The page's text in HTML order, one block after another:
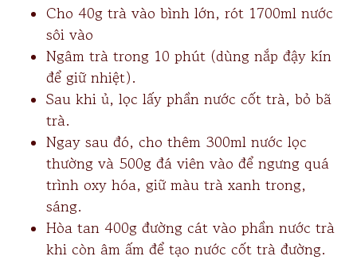
Cho 40g trà vào bình lớn, rót 1700ml nước
sôi vào
Ngâm trà trong 10 phút (dùng nắp đậy kín
để giữ nhiệt).
Sau khi ủ, lọc lấy phần nước cốt trà, bỏ bã
trà.
Ngay sau đó, cho thêm 300ml nước lọc
thường và 500g đá viên vào để ngưng quá
trình oxy hóa, giữ màu trà xanh trong,
sáng.
Hòa tan 400g đường cát vào phần nước trà
khi còn âm ấm để tạo nước cốt trà đường.